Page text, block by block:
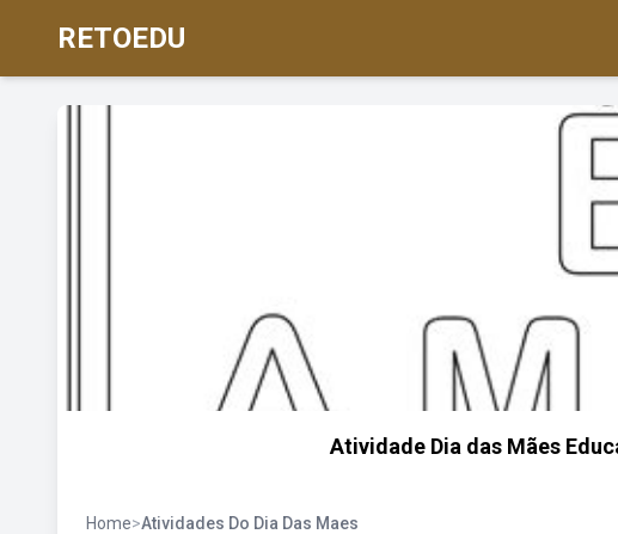
RETOEDU
Atividade Dia das Mães
Home>Atividades Do Dia Das Maes